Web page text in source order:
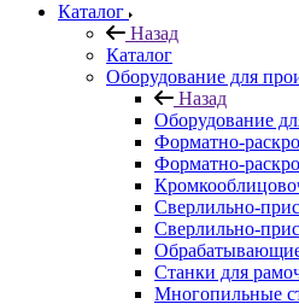
Каталог
Назад
Каталог
Оборудование для
Назад
Оборудование
Форматно-
Форматно-
Сверлильно-
Сверлильно-
Станки для
Многопильные